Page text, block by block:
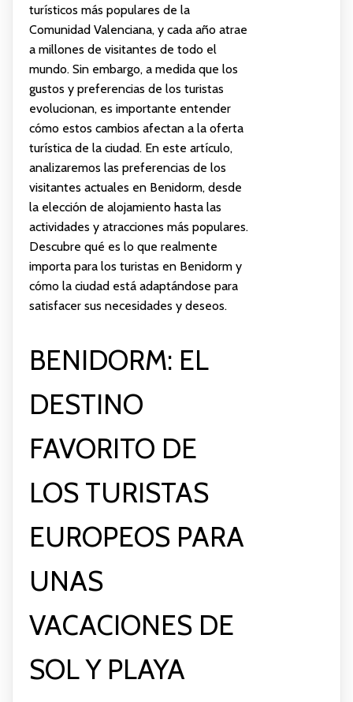
turísticos más populares de la
Comunidad Valenciana, y cada año atrae
a millones de visitantes de todo el
mundo. Sin embargo, a medida que los
gustos y preferencias de los turistas
evolucionan, es importante entender
cómo estos cambios afectan a la oferta
turística de la ciudad. En este artículo,
analizaremos las preferencias de los
visitantes actuales en Benidorm, desde
la elección de alojamiento hasta las
actividades y atracciones más populares.
Descubre qué es lo que realmente
importa para los turistas en Benidorm y
cómo la ciudad está adaptándose para
satisfacer sus necesidades y deseos.
BENIDORM: EL
DESTINO
FAVORITO DE
LOS TURISTAS
EUROPEOS PARA
UNAS
VACACIONES DE
SOL Y PLAYA